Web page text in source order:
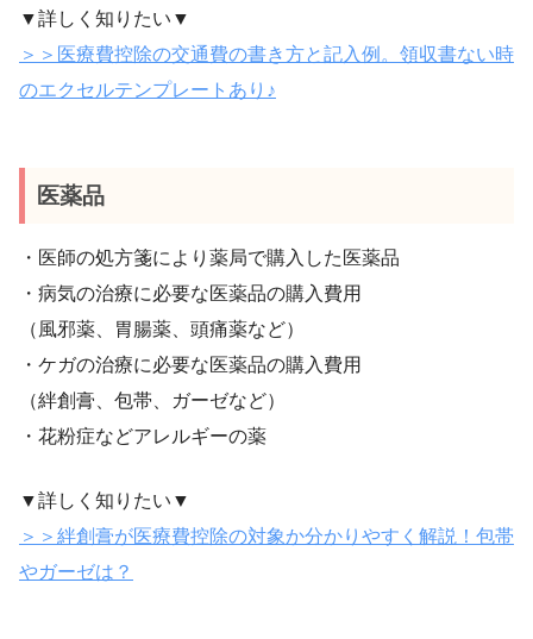
▼詳しく知りたい▼
＞＞医療費控除の交通費の書き方と記入例。領収書ない時
のエクセルテンプレートあり♪
医薬品
・医師の処方箋により薬局で購入した医薬品
・病気の治療に必要な医薬品の購入費用
（風邪薬、胃腸薬、頭痛薬など）
・ケガの治療に必要な医薬品の購入費用
（絆創膏、包帯、ガーゼなど）
・花粉症などアレルギーの薬
▼詳しく知りたい▼
＞＞絆創膏が医療費控除の対象か分かりやすく解説！包帯
やガーゼは？